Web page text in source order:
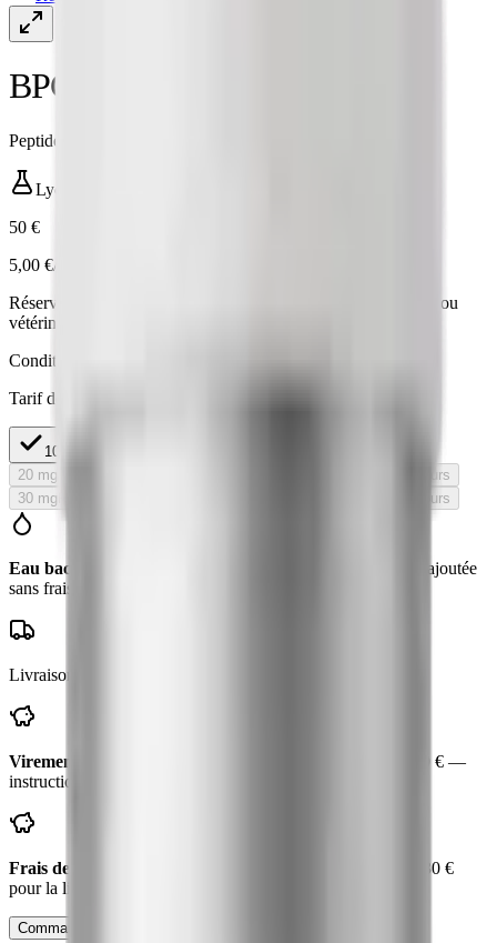
BPC-157 Peptide
Peptide étudié dans 100+ publications peer-reviewed
Lyophilisé
50 €
5,00 €/mg
Réservé à la recherche in vitro · non destiné à l'usage humain ou
vétérinaire.
Conditionnement
Tarif dégressif au mg
10 mg
20 mg
En rupture — réapprovisionnement en cours
30 mg
En rupture — réapprovisionnement en cours
Eau bactériostatique offerte
€, ajoutée
sans frais
Livraison suivie en
Virement bancaire : − 50 € —
instructions par email, expédition dès réception
Frais de port
30 €
pour la livraison offerte.
Commander pour recherche